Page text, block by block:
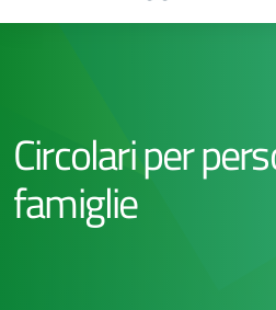
Circolari per
famiglie